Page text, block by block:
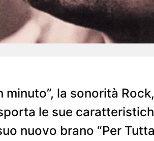
minuto”, la sonorità
le sue
nuovo brano “Per